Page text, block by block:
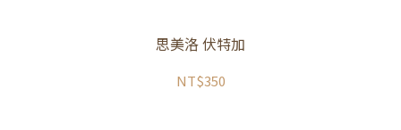
思美洛 伏特加
NT$350